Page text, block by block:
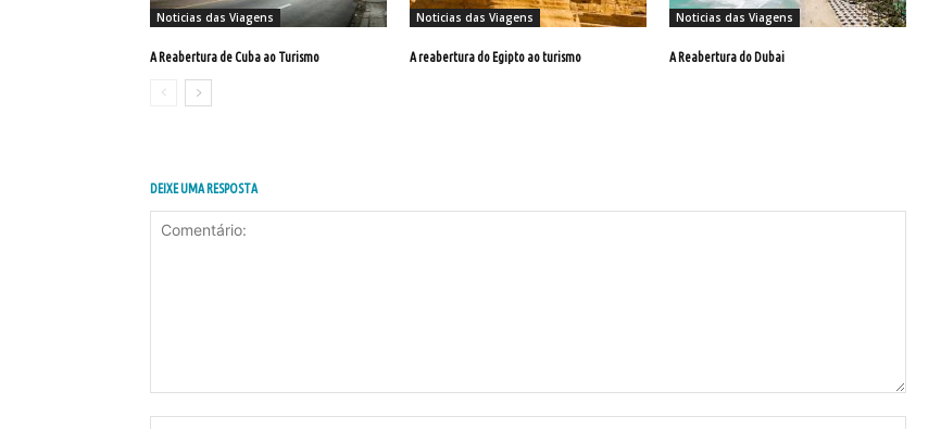
Noticias das Viagens
A Reabertura de Cuba ao Turismo
Noticias das Viagens
A reabertura do Egipto ao turismo
Noticias das Viagens
A Reabertura do Dubai
DEIXE UMA RESPOSTA